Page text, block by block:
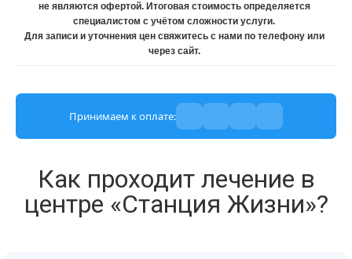
не являются офертой. Итоговая стоимость определяется
специалистом с учётом сложности услуги.
Для записи и уточнения цен свяжитесь с нами по телефону или
через сайт.
Принимаем к оплате:
Как проходит лечение в
центре «Станция Жизни»?